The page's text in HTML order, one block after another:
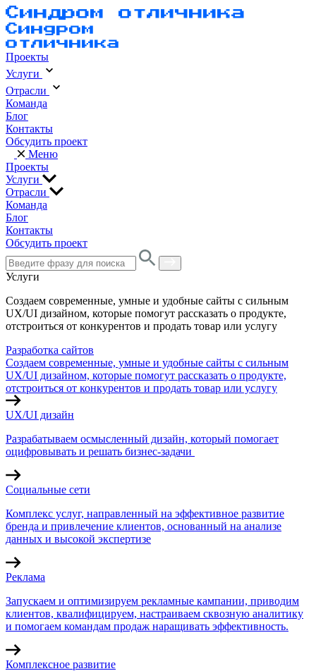
Проекты
Услуги
Отрасли
Команда
Блог
Контакты
Обсудить проект
Меню
Проекты
Услуги
Отрасли
Команда
Блог
Контакты
Обсудить проект
Услуги
Создаем современные, умные и удобные сайты с сильным
UX/UI дизайном, которые помогут рассказать о продукте,
отстроиться от конкурентов и продать товар или услугу
Разработка сайтов
Создаем современные, умные и удобные сайты с сильным
UX/UI дизайном, которые помогут рассказать о продукте,
отстроиться от конкурентов и продать товар или услугу
UX/UI дизайн
Разрабатываем осмысленный дизайн, который помогает
оцифровывать и решать бизнес-задачи
Социальные сети
Комплекс услуг, направленный на эффективное развитие
бренда и привлечение клиентов, основанный на анализе
данных и высокой экспертизе
Реклама
Запускаем и оптимизируем рекламные кампании, приводим
клиентов, квалифицируем, настраиваем сквозную аналитику
и помогаем командам продаж наращивать эффективность.
Комплексное развитие